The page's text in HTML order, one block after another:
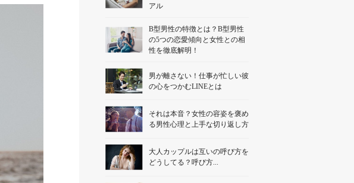
アル
B型男性の特徴とは？B型男性
の5つの恋愛傾向と女性との相
性を徹底解明！
男が離さない！仕事が忙しい彼
の心をつかむLINEとは
それは本音？女性の容姿を褒め
る男性心理と上手な切り返し方
大人カップルは互いの呼び方を
どうしてる？呼び方...